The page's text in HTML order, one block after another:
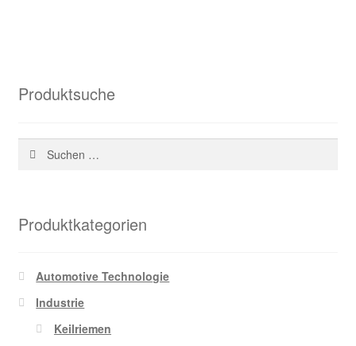
Produktsuche
Suchen
Produktkategorien
Automotive Technologie
Industrie
Keilriemen